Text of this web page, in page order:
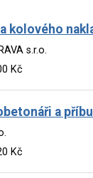
kolového
s.r.o.
Kč
a
Kč